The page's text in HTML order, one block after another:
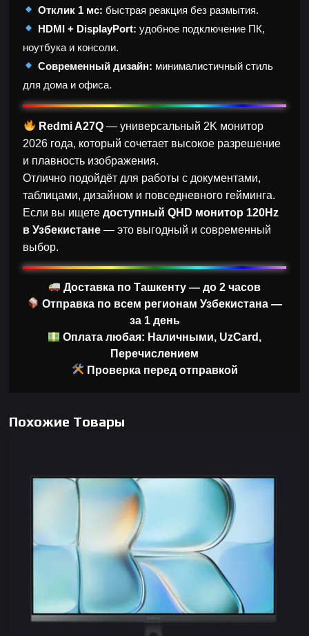
Отклик 1 мс: быстрая реакция без размытия.
HDMI + DisplayPort: удобное подключение ПК,
ноутбука и консоли.
Современный дизайн: минималистичный стиль
для дома и офиса.
Redmi A27Q— универсальный 2K монитор
2026 года, который сочетает высокое разрешение
и плавность изображения.
Отлично подойдёт для работы с документами,
таблицами, дизайном и повседневного гейминга.
Если вы ищетедоступный QHD монитор 120Hz
в Узбекистане — это выгодный и современный
выбор.
Доставка по Ташкенту — до 2 часов
Отправка по всем регионам Узбекистана —
за 1 день
Оплата любая: Наличными, UzCard,
Перечислением
Проверка перед отправкой
Похожие Товары